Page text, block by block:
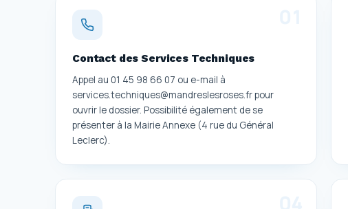
Contact des Services Techniques
Appel au 01 45 98 66 07 ou e-mail à
services.techniques@mandreslesroses.fr pour
ouvrir le dossier. Possibilité également de se
présenter à la Mairie Annexe (4 rue du Général
Leclerc).